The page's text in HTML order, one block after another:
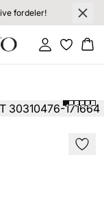
fordeler!
Logg inn